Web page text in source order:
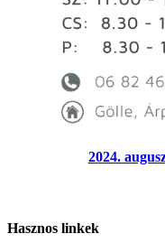
2024.
Hasznos linkek